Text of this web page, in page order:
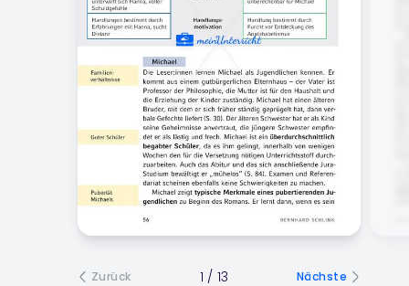
Zurück 1 / 13 Nächste